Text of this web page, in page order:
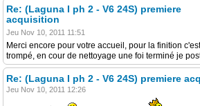
Re: (Laguna I ph 2 - V6 24S) premiere
acquisition
Jeu Nov 10, 2011 11:51
Merci encore pour votre accueil, pour la finition
trompé, en cour de nettoyage une foi terminé je
Re: (Laguna I ph 2 - V6 24S) premiere
Jeu Nov 10, 2011 12:26